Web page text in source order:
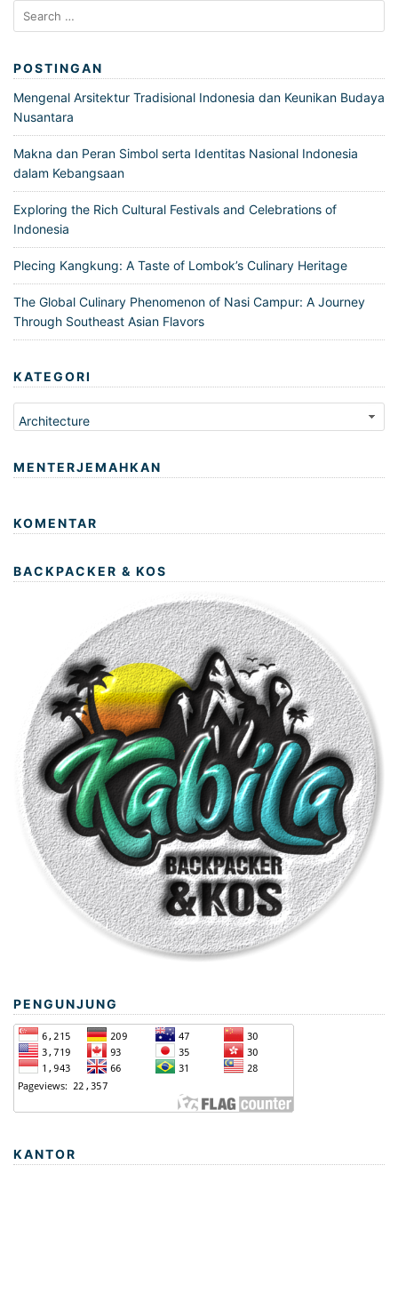
Search
for:
POSTINGAN
Mengenal Arsitektur Tradisional Indonesia dan Keunikan Budaya
Nusantara
Makna dan Peran Simbol serta Identitas Nasional Indonesia
dalam Kebangsaan
Exploring the Rich Cultural Festivals and Celebrations of
Indonesia
Plecing Kangkung: A Taste of Lombok’s Culinary Heritage
The Global Culinary Phenomenon of Nasi Campur: A Journey
Through Southeast Asian Flavors
KATEGORI
Kategori
MENTERJEMAHKAN
KOMENTAR
BACKPACKER & KOS
PENGUNJUNG
KANTOR